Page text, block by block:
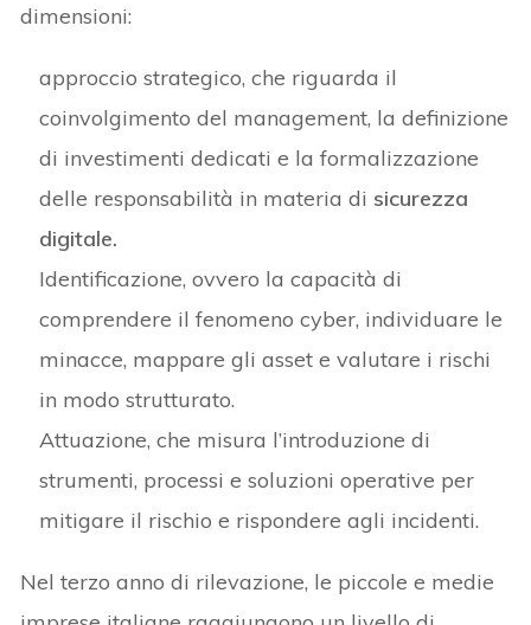
dimensioni:
approccio strategico, che riguarda il
coinvolgimento del management, la definizione
di investimenti dedicati e la formalizzazione
delle responsabilità in materia di sicurezza
digitale.
Identificazione, ovvero la capacità di
comprendere il fenomeno cyber, individuare le
minacce, mappare gli asset e valutare i rischi
in modo strutturato.
Attuazione, che misura l’introduzione di
strumenti, processi e soluzioni operative per
mitigare il rischio e rispondere agli incidenti.
Nel terzo anno di rilevazione, le piccole e medie